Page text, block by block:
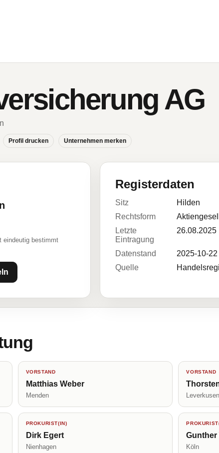
AG
Profil drucken Unternehmen merken
eindeutig bestimmt
Registerdaten
Sitz
Hilden
Rechtsform
Letzte
Eintragung
26.08.2025
Datenstand
2025-10-22
Quelle
VORSTAND
Matthias Weber
Menden
VORSTAND
Leverkusen
PROKURIST(IN)
Dirk Egert
Nienhagen
Gunther
Köln